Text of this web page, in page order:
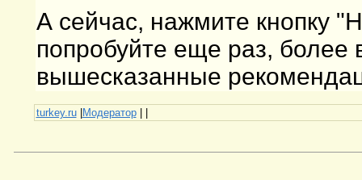
А сейчас, нажмите кнопку
попробуйте еще раз, более
вышесказанные
turkey.ru|Модератор| |